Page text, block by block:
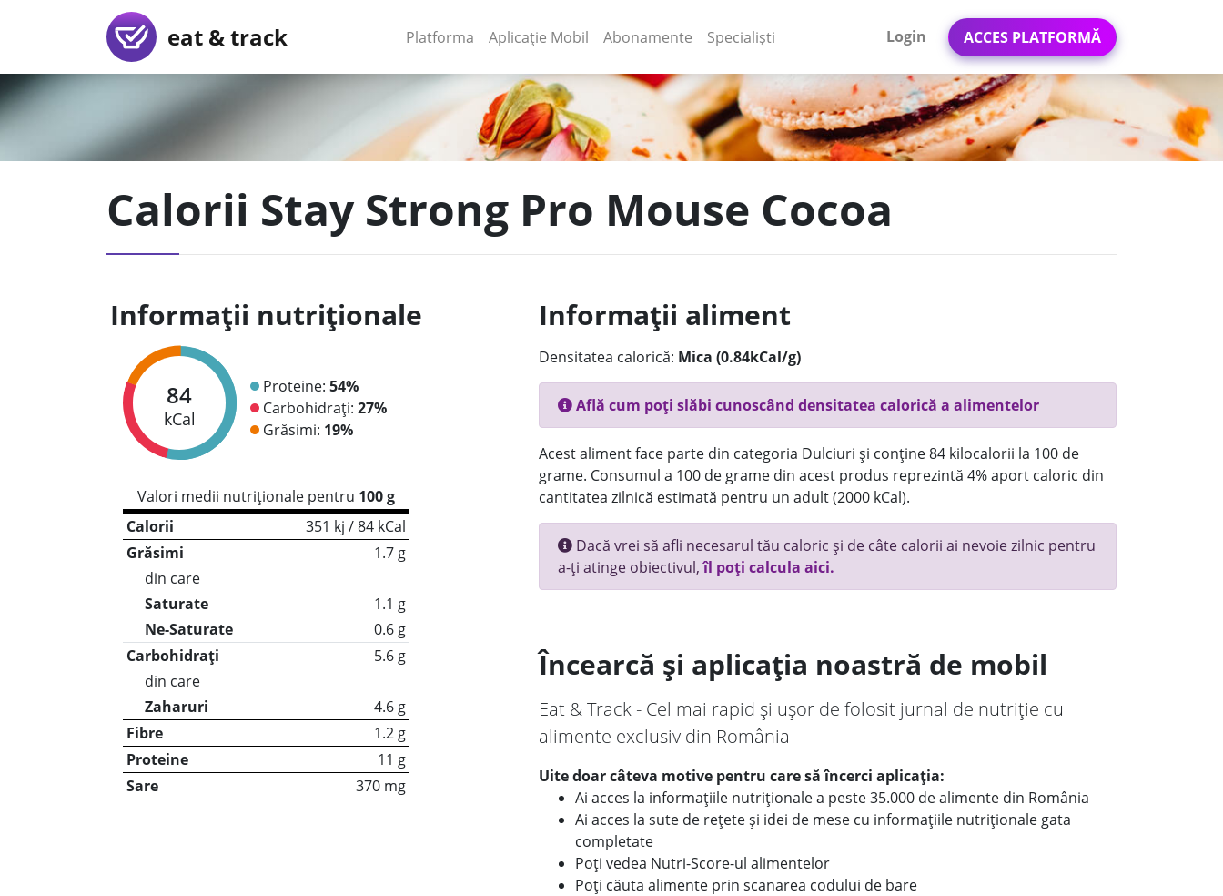
eat & track Platforma (current)
Aplicație Mobil (current)
Abonamente Specialiști Login ACCES PLATFORMĂ
Calorii Stay Strong Pro Mouse Cocoa
Informații nutriționale
84
kCal
Proteine: 54%
Carbohidrați: 27%
Grăsimi: 19%
Valori medii nutriționale pentru 100 g
Calorii
351 kj / 84 kCal
Grăsimi
1.7 g
din care
Saturate
1.1 g
Ne-Saturate
0.6 g
Carbohidrați
5.6 g
din care
Zaharuri
4.6 g
Fibre
1.2 g
Proteine
11 g
Sare
370 mg
Informații aliment
Densitatea calorică: Mica (0.84kCal/g)
Află cum poți slăbi cunoscând densitatea calorică a alimentelor
Acest aliment face parte din categoria Dulciuri și conține 84 kilocalorii la 100 de
grame. Consumul a 100 de grame din acest produs reprezintă 4% aport caloric din
cantitatea zilnică estimată pentru un adult (2000 kCal).
Dacă vrei să afli necesarul tău caloric și de câte calorii ai nevoie zilnic pentru
a-ți atinge obiectivul,îl poți calcula aici.
Încearcă și aplicația noastră de mobil
Eat & Track - Cel mai rapid și ușor de folosit jurnal de nutriție cu
alimente exclusiv din România
Uite doar câteva motive pentru care să încerci aplicația:
Ai acces la informațiile nutriționale a peste 35.000 de alimente din România
Ai acces la sute de rețete și idei de mese cu informațiile nutriționale gata
completate
Poți vedea Nutri-Score-ul alimentelor
Poți căuta alimente prin scanarea codului de bare